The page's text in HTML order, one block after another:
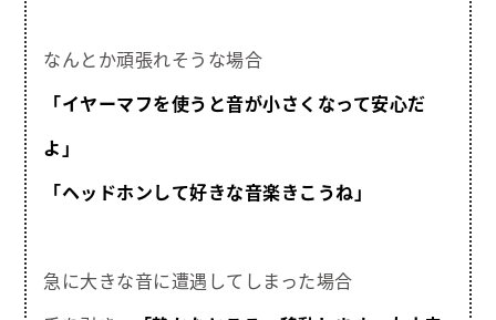
なんとか頑張れそうな場合
「イヤーマフを使うと音が小さくなって安心だ
よ」
「ヘッドホンして好きな音楽きこうね」
急に大きな音に遭遇してしまった場合